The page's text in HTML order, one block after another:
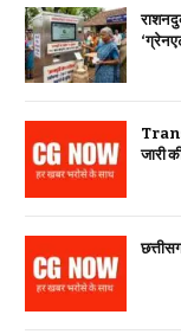
राशन
‘ग्रेन
जारी